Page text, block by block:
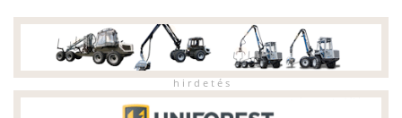
h i r d e t é s